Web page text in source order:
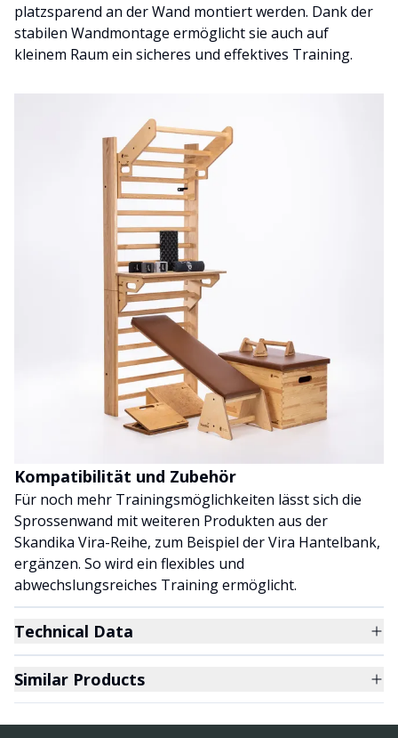
platzsparend an der Wand montiert werden. Dank der
stabilen Wandmontage ermöglicht sie auch auf
kleinem Raum ein sicheres und effektives Training.
Kompatibilität und Zubehör
Für noch mehr Trainingsmöglichkeiten lässt sich die
Sprossenwand mit weiteren Produkten aus der
Skandika Vira-Reihe, zum Beispiel der Vira Hantelbank,
ergänzen. So wird ein flexibles und
abwechslungsreiches Training ermöglicht.
Technical Data
Similar Products